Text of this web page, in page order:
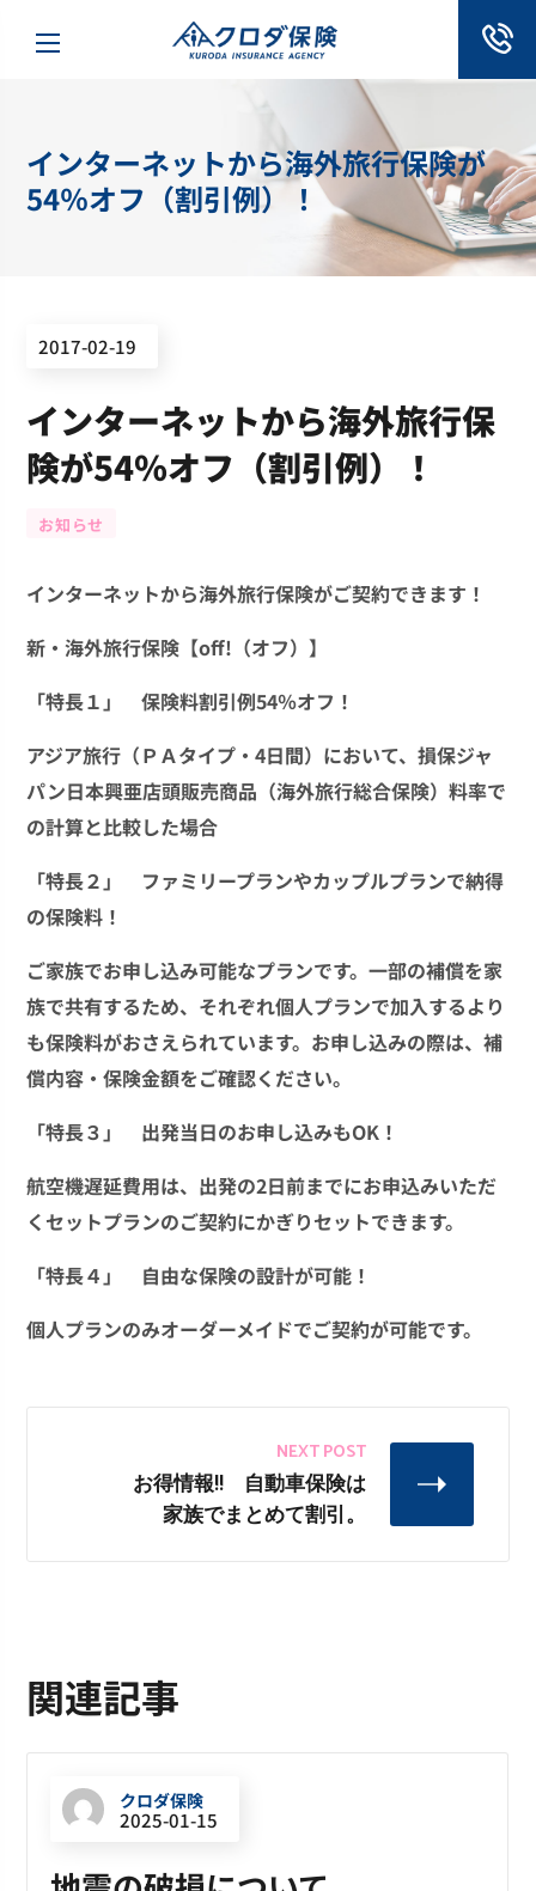
インターネットから海外旅行保険が
54％オフ（割引例）！
2017-02-19
インターネットから海外旅行保
険が54％オフ（割引例）！
お知らせ
インターネットから海外旅行保険がご契約できます！
新・海外旅行保険【off!（オフ）】
「特長１」 保険料割引例54％オフ！
アジア旅行（ＰＡタイプ・4日間）において、損保ジャ
パン日本興亜店頭販売商品（海外旅行総合保険）料率で
の計算と比較した場合
「特長２」 ファミリープランやカップルプランで納得
の保険料！
ご家族でお申し込み可能なプランです。一部の補償を家
族で共有するため、それぞれ個人プランで加入するより
も保険料がおさえられています。お申し込みの際は、補
償内容・保険金額をご確認ください。
「特長３」 出発当日のお申し込みもOK！
航空機遅延費用は、出発の2日前までにお申込みいただ
くセットプランのご契約にかぎりセットできます。
「特長４」 自由な保険の設計が可能！
個人プランのみオーダーメイドでご契約が可能です。
NEXT POST
お得情報!! 自動車保険は
家族でまとめて割引。
関連記事
クロダ保険
2025-01-15